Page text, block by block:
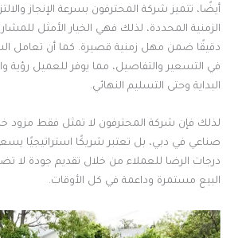
أيضًا، تتميز شركة المحترفون بسرعة الإنجاز
الزمنية المحددة، لذلك فهي الخيار الأمثل
دقيقًا ضمن مهل زمنية قصيرة. كما أن تعامل
في التسعير والتفاصيل، مما يوفر للعميل رؤية
البداية وحتى التسليم النهائي.
لذلك فإن شركة المحترفون لا تمثل فقط
صناعي في دبي، بل تعتبر شريكًا استراتيجيًا
درجات الرضا للعملاء من خلال تقديم جودة لا
البيع مستمرة وداعمة في كل الأوقات.